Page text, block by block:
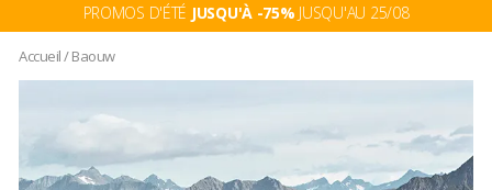
PROMOS D'ÉTÉ JUSQU'À -75% JUSQU'AU 25/08
Accueil/Baouw